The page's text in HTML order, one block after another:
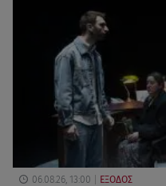
06.08.26, 13:00 ΕΞΟΔΟΣ